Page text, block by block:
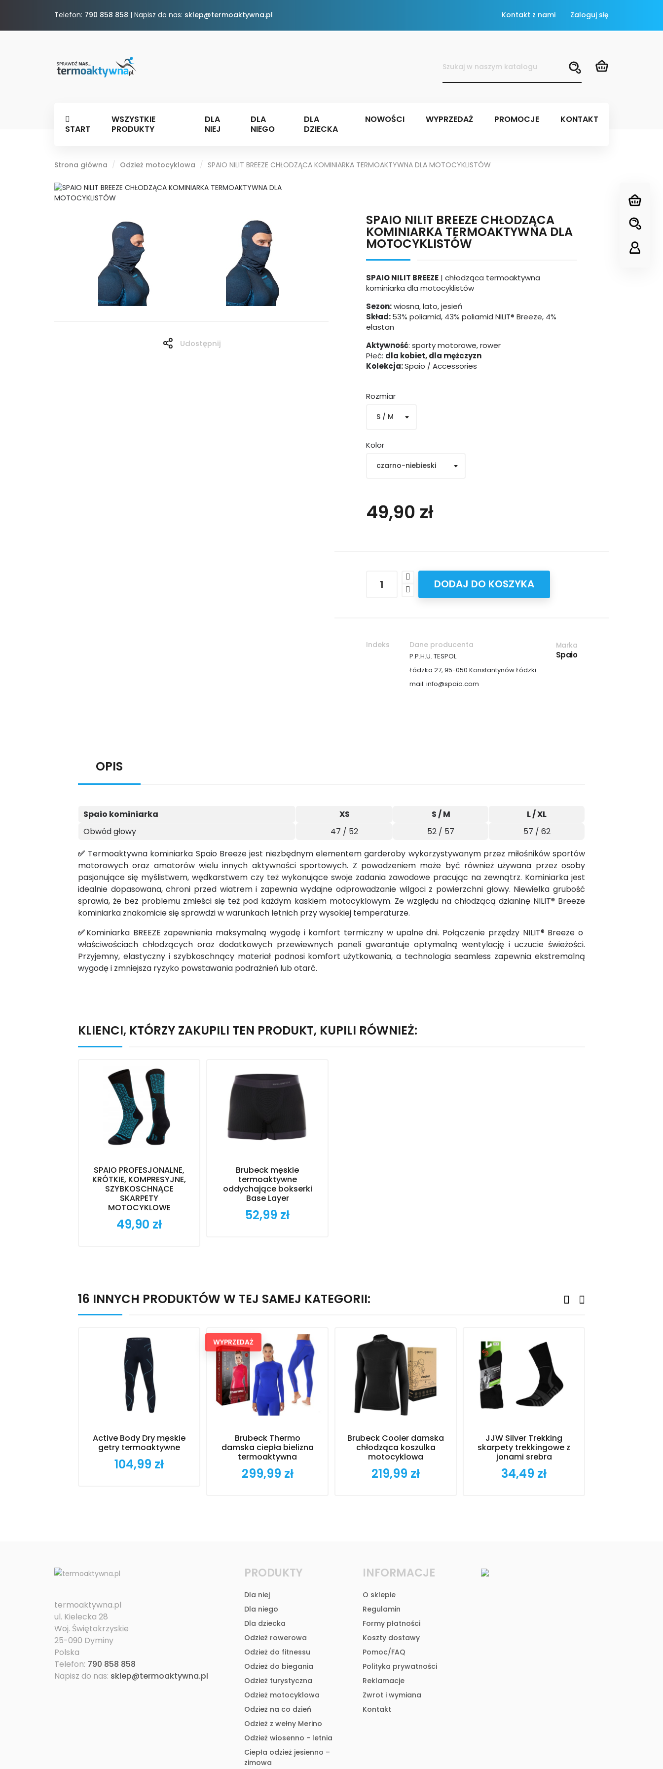
Telefon: 790 858 858 | Napisz do nas: sklep@termoaktywna.pl Kontakt z nami Zaloguj się
START
WSZYSTKIE
PRODUKTY
DLA
NIEJ
DLA
NIEGO
DLA
DZIECKA
NOWOŚCI WYPRZEDAŻ PROMOCJE KONTAKT
Strona główna Odzież motocyklowa SPAIO NILIT BREEZE CHŁODZĄCA KOMINIARKA TERMOAKTYWNA DLA MOTOCYKLISTÓW
Udostępnij
SPAIO NILIT BREEZE CHŁODZĄCA
KOMINIARKA TERMOAKTYWNA DLA
MOTOCYKLISTÓW
SPAIO NILIT BREEZE | chłodząca termoaktywna
kominiarka dla motocyklistów
Sezon:wiosna, lato, jesień
Skład:53% poliamid, 43% poliamid NILIT® Breeze, 4%
elastan
Aktywność: sporty motorowe, rower
Płeć: dla kobiet, dla mężczyzn
Kolekcja:Spaio / Accessories
Rozmiar
Kolor
49,90 zł
DODAJ DO KOSZYKA
Indeks Dane producenta
P.P.H.U. TESPOL
Łódzka 27, 95-050 Konstantynów Łódzki
mail: info@spaio.com
Marka
Spaio
OPIS
Spaio kominiarka XS S / M
L / XL
Obwód głowy
47 / 52 52 / 57
57 / 62
✅ Termoaktywna kominiarka Spaio Breeze jest niezbędnym elementem garderoby wykorzystywanym przez miłośników sportów
motorowych oraz amatorów wielu innych aktywności sportowych. Z powodzeniem może być również używana przez osoby
pasjonujące się myślistwem, wędkarstwem czy też wykonujące swoje zadania zawodowe pracując na zewnątrz. Kominiarka jest
idealnie dopasowana, chroni przed wiatrem i zapewnia wydajne odprowadzanie wilgoci z powierzchni głowy. Niewielka grubość
sprawia, że bez problemu zmieści się też pod każdym kaskiem motocyklowym. Ze względu na chłodzącą dzianinę NILIT® Breeze
kominiarka znakomicie się sprawdzi w warunkach letnich przy wysokiej temperaturze.
✅Kominiarka BREEZE zapewnienia maksymalną wygodę i komfort termiczny w upalne dni. Połączenie przędzy NILIT® Breeze o
właściwościach chłodzących oraz dodatkowych przewiewnych paneli gwarantuje optymalną wentylację i uczucie świeżości.
Przyjemny, elastyczny i szybkoschnący materiał podnosi komfort użytkowania, a technologia seamless zapewnia ekstremalną
wygodę i zmniejsza ryzyko powstawania podrażnień lub otarć.
KLIENCI, KTÓRZY ZAKUPILI TEN PRODUKT, KUPILI RÓWNIEŻ:
SPAIO PROFESJONALNE,
KRÓTKIE, KOMPRESYJNE,
SZYBKOSCHNĄCE
SKARPETY
MOTOCYKLOWE
Cena
49,90 zł
Brubeck męskie
termoaktywne
oddychające bokserki
Base Layer
Cena
52,99 zł
16 INNYCH PRODUKTÓW W TEJ SAMEJ KATEGORII:
Active Body Dry męskie
getry termoaktywne
Cena
104,99 zł
Brubeck Thermo
damska ciepła bielizna
termoaktywna
Cena
299,99 zł
WYPRZEDAŻ
Brubeck Cooler damska
chłodząca koszulka
motocyklowa
Cena
219,99 zł
JJW Silver Trekking
skarpety trekkingowe z
jonami srebra
Cena
34,49 zł
termoaktywna.pl
ul. Kielecka 28
Woj. Świętokrzyskie
25-090 Dyminy
Polska
Telefon: 790 858 858
Napisz do nas: sklep@termoaktywna.pl
PRODUKTY
Dla niej
Dla niego
Dla dziecka
Odzież rowerowa
Odzież do fitnessu
Odzież do biegania
Odzież turystyczna
Odzież motocyklowa
Odzież na co dzień
Odzież z wełny Merino
Odzież wiosenno - letnia
Ciepła odzież jesienno –
zimowa
INFORMACJE
O sklepie
Regulamin
Formy płatności
Koszty dostawy
Pomoc/FAQ
Polityka prywatności
Reklamacje
Zwrot i wymiana
Kontakt